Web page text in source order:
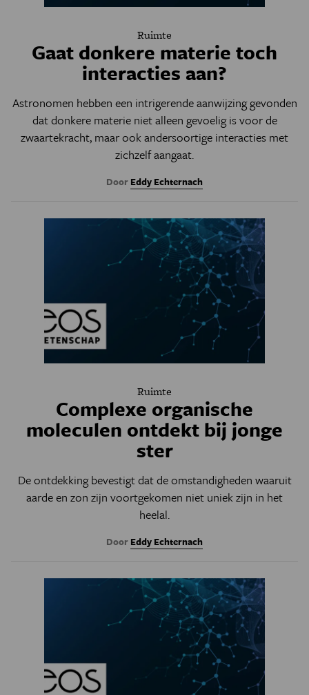
Ruimte
Gaat donkere materie toch
interacties aan?
Astronomen hebben een intrigerende aanwijzing gevonden
dat donkere materie niet alleen gevoelig is voor de
zwaartekracht, maar ook andersoortige interacties met
zichzelf aangaat.
Door Eddy Echternach
Ruimte
Complexe organische
moleculen ontdekt bij jonge
ster
De ontdekking bevestigt dat de omstandigheden waaruit
aarde en zon zijn voortgekomen niet uniek zijn in het
heelal.
Door Eddy Echternach